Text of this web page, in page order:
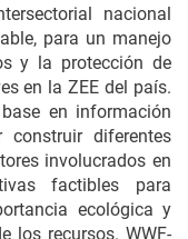
nacional
para un manejo
y la protección de
en la ZEE del país.
en información
construir diferentes
involucrados en
factibles para
ecológica y
los recursos. WWF-